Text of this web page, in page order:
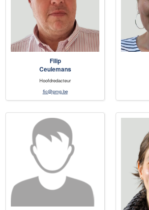
Filip
Ceulemans
Hoofdredacteur
fic@pmg.be